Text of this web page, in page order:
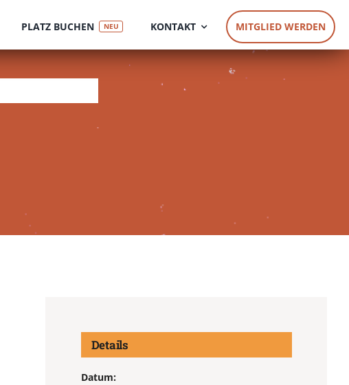
PLATZ BUCHEN NEU KONTAKT MITGLIED WERDEN
Details
Datum: